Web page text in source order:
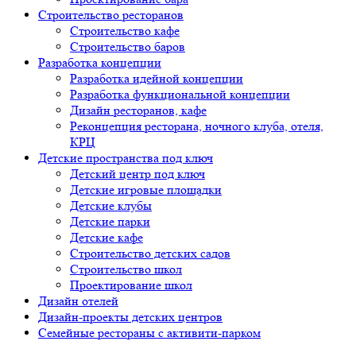
Строительство ресторанов
Строительство кафе
Строительство баров
Разработка концепции
Разработка идейной концепции
Разработка функциональной концепции
Дизайн ресторанов, кафе
Реконцепция ресторана, ночного клуба, отеля,
КРЦ
Детские пространства под ключ
Детский центр под ключ
Детские игровые площадки
Детские клубы
Детские парки
Детские кафе
Строительство детских садов
Строительство школ
Проектирование школ
Дизайн отелей
Дизайн-проекты детских центров
Семейные рестораны с активити-парком